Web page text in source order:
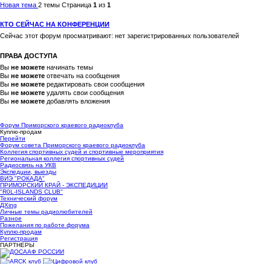
Новая тема 2 темы Страница 1 из 1
КТО СЕЙЧАС НА КОНФЕРЕНЦИИ
Сейчас этот форум просматривают: нет зарегистрированных пользователей
ПРАВА ДОСТУПА
Вы не можете начинать темы
Вы не можете отвечать на сообщения
Вы не можете редактировать свои сообщения
Вы не можете удалять свои сообщения
Вы не можете добавлять вложения
Форум Приморского краевого радиоклуба
Куплю-продам
Перейти
Форум совета Приморского краевого радиоклуба
Коллегия спортивных судей и спортивные мероприятия
Региональная коллегия спортивных судей
Радиосвязь на УКВ
Экспедции, выезды
ВИЭ "РОКАДА"
ПРИМОРСКИЙ КРАЙ - ЭКСПЕДИЦИИ
"R0L-ISLANDS CLUB"
Технический форум
ДХing
Личные темы радиолюбителей
Разное
Пожелания по работе форума
Куплю-продам
Регистрация
ПАРТНЕРЫ